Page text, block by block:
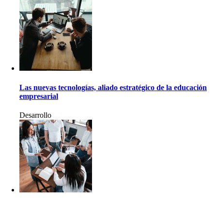
Las nuevas tecnologías, aliado estratégico de la educación
empresarial
Desarrollo